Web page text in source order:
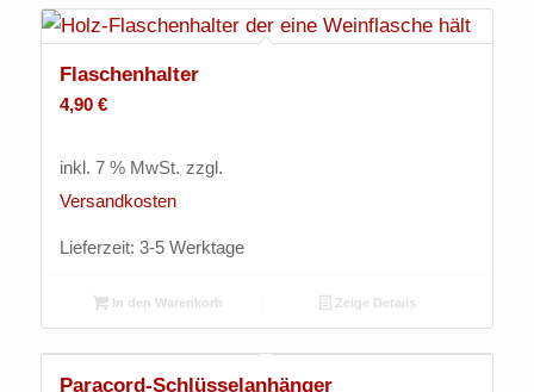
Flaschenhalter
4,90 €
inkl. 7 % MwSt. zzgl.
Versandkosten
Lieferzeit: 3-5 Werktage
In den Warenkorb Zeige Details
Paracord-Schlüsselanhänger